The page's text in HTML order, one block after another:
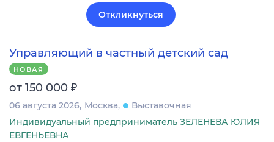
Откликнуться
Управляющий в частный детский сад
НОВАЯ
от 150 000 ₽
06 августа 2026 Москва
Выставочная
Индивидуальный предприниматель ЗЕЛЕНЕВА ЮЛИЯ
ЕВГЕНЬЕВНА